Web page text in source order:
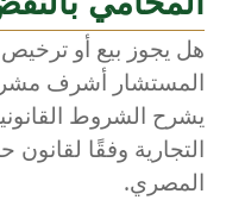
هل يجوز بيع أو ترخيص
المستشار أشرف
يشرح الشروط
التجارية وفقًا لقانون
المصري.